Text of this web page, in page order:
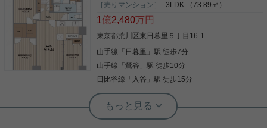
ン済み24帖の大型ＬＤＫのお部屋です！ JR山手
線・京浜東北線・常磐線、日暮里舎人ライナー、 京
成本線が通る【日暮里駅】徒歩６分 JR山手線・京浜
東北線、東京メトロ千代田線が通る 【西日暮里駅】
かけに便利です◎ すべてのお部屋が５帖以上あり、
バルコニーへとつながっているため 明るく開放感が
あります！ 各洋室にはクローゼットがあるため、
色々な服や荷物などをきれいに収納することができ
ます♪ 玄関にはシューズボックスもあります！ 3口
ガスコンロのカウンターキッチンなので開放感があ
り 毎日の料理も楽しくなります♪ モニター付きイン
写真(9)
［売りマンション］ 3LDK （73.89㎡）
1億2,480万円
東京都荒川区東日暮里５丁目16-1
山手線 「 日暮里 」駅 徒歩7分
山手線 「鶯谷 」駅 徒歩10分
日比谷線 「 入谷 」駅 徒歩15分
根津駅前センター（実用根津ホーム株式会社 根津駅前センター） スタ
ッフ小西
開放感があり眺望の良いお部屋です